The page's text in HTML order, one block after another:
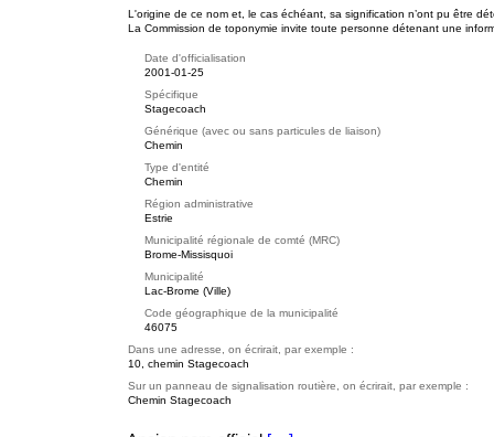
L'origine de ce nom et, le cas échéant, sa signification n’ont pu être
La Commission de toponymie invite toute personne détenant une
Date d'officialisation
2001-01-25
Spécifique
Stagecoach
Générique (avec ou sans particules de liaison)
Chemin
Type d'entité
Chemin
Région administrative
Estrie
Municipalité régionale de comté (MRC)
Brome-Missisquoi
Municipalité
Lac-Brome (Ville)
Code géographique de la municipalité
46075
Dans une adresse, on écrirait, par exemple :
10, chemin Stagecoach
Sur un panneau de signalisation routière, on écrirait, par exemple :
Chemin Stagecoach